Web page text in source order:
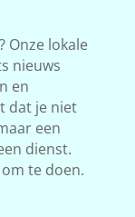
Onze lokale
nieuws
en
dat je niet
een
dienst.
te doen.